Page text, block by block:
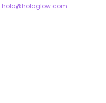
hola@holaglow.com